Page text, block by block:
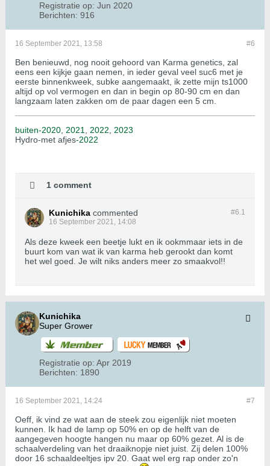
Registratie op: Jun 2020
Berichten: 916
#6
16 September 2021, 13:58
Ben benieuwd, nog nooit gehoord van Karma genetics, zal
eens een kijkje gaan nemen, in ieder geval veel suc6 met je
eerste binnenkweek, subke aangemaakt, ik zette mijn ts1000
altijd op vol vermogen en dan in begin op 80-90 cm en dan
langzaam laten zakken om de paar dagen een 5 cm.
buiten-2020 2021 2022
2023
Hydro-met afjes-2022
1 comment
#6.1
Kunichika commented
16 September 2021, 14:08
Als deze kweek een beetje lukt en ik ookmmaar iets in de
buurt kom van wat ik van karma heb gerookt dan komt
het wel goed. Je wilt niks anders meer zo smaakvol!!
Kunichika
Super Grower
Registratie op: Apr 2019
Berichten: 1890
#7
16 September 2021, 14:24
Oeff, ik vind ze wat aan de steek zou eigenlijk niet moeten
kunnen. Ik had de lamp op 50% en op de helft van de
aangegeven hoogte hangen nu maar op 60% gezet. Al is de
schaalverdeling van het draaiknopje niet juist. Zij delen 100%
door 16 schaaldeeltjes ipv 20. Gaat wel erg rap onder zo'n